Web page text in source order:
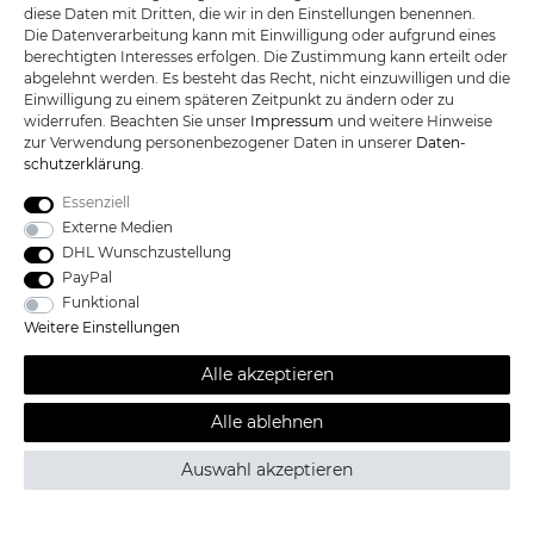
R.B. Trading GmbH
Lutzweg 2a
D - 04910 Elsterwerda
Hotline: +49 (0) 3533487781
Technik:
+49 (0) 3533487440
Mail:
info@katana-land.de
Alle Preise sind inkl. der gesetzlichen Mehrwertsteuer und zzgl.
Kostenloser Versand ab 100 Euro Bestellwert nur
innerhalb Deutschlands.© 2019 Katana-Land / Alle Rechte
vorbehalten.
powered bycreateyourtemplate
diese Daten mit Dritten, die wir in den Einstellungen benennen.
Die Datenverarbeitung kann mit Einwilligung oder aufgrund eines
berechtigten Interesses erfolgen. Die Zustimmung kann erteilt oder
abgelehnt werden. Es besteht das Recht, nicht einzuwilligen und die
Einwilligung zu einem späteren Zeitpunkt zu ändern oder zu
widerrufen. Beachten Sie unser Impressum und weitere Hinweise
zur Verwendung personenbezogener Daten in unserer Daten­
schutz­erklärung.
Essenziell
Externe Medien
DHL Wunschzustellung
PayPal
Funktional
Weitere Einstellungen
Alle akzeptieren
Alle ablehnen
Auswahl akzeptieren